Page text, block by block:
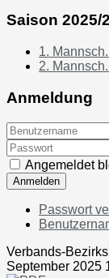
Saison 2025/
1.
2.
Anmeldung
Angemeldet
Anmelden
Passwort
Verbands-
September 2025